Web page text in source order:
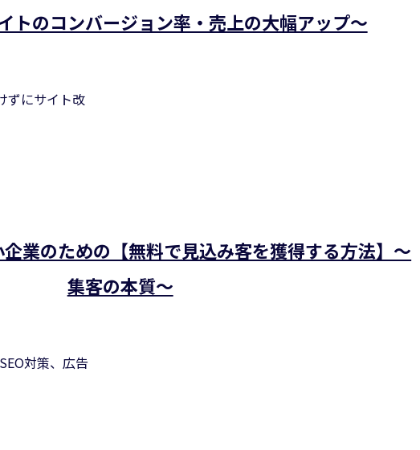
トのコンバージョン率・売上の大幅アップ～
ずにサイト改
業のための【無料で見込み客を獲得する方法】～
集客の本質～
対策、広告